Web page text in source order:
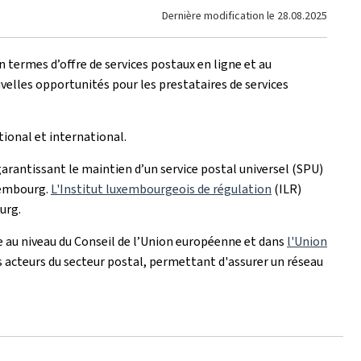
Dernière modification le 28.08.2025
d’offre de services postaux en ligne et au
opportunités pour les prestataires de services
et international.
le maintien d’un service postal universel (SPU)
L'Institut luxembourgeois de régulation (ILR)
niveau du Conseil de l’Union européenne et dans l'Union
du secteur postal, permettant d'assurer un réseau